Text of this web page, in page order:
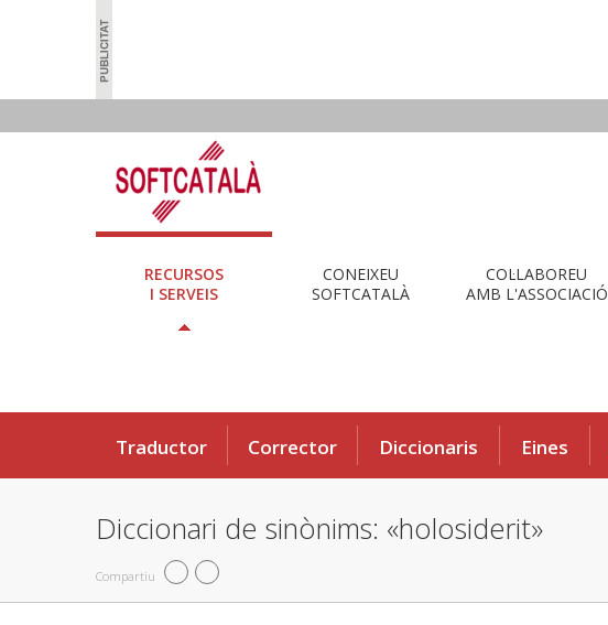
RECURSOS
I SERVEIS
CONEIXEU
SOFTCATALÀ
COL·LABOREU
AMB L'ASSOCIACIÓ
Traductor Corrector Diccionaris Eines
Diccionari de sinònims: «holosiderit»
Compartiu